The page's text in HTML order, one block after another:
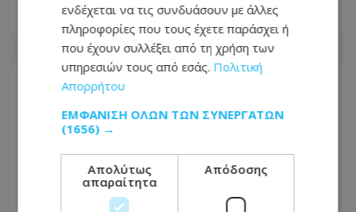
10.08.2026 - 09:41
ενδέχεται να τις συνδυάσουν με άλλες
πληροφορίες που τους έχετε παράσχει ή
που έχουν συλλέξει από τη χρήση των
υπηρεσιών τους από εσάς. Πολιτική
Απορρήτου
ΕΜΦΆΝΙΣΗ ΌΛΩΝ ΤΩΝ ΣΥΝΕΡΓΑΤΏΝ
(1656) →
Απολύτως
απαραίτητα
Απόδοσης